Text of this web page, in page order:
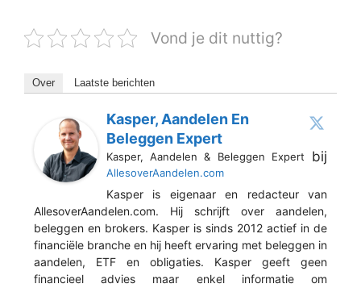
Vond je dit nuttig?
Over Laatste berichten
Kasper, Aandelen En
Beleggen Expert
Kasper, Aandelen & Beleggen Expert bij
AllesoverAandelen.com
Kasper is eigenaar en redacteur van
AllesoverAandelen.com. Hij schrijft over aandelen,
beleggen en brokers. Kasper is sinds 2012 actief in de
financiële branche en hij heeft ervaring met beleggen in
aandelen, ETF en obligaties. Kasper geeft geen
financieel advies maar enkel informatie om